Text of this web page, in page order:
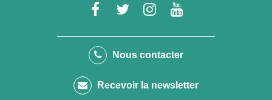
Lien
le
Facebook
Lien
le
Twitter
Lien
le
Instagram
Youtube
Nous contacter
Recevoir la newsletter